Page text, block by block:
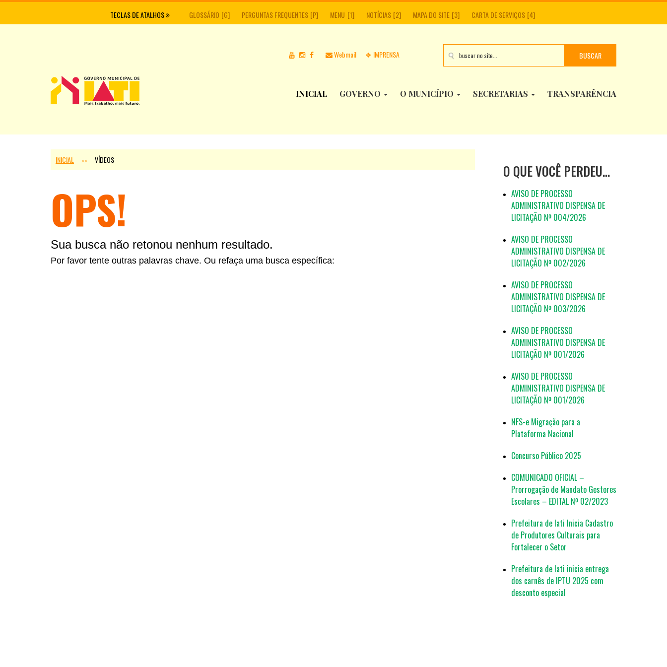
TECLAS DE ATALHOS GLOSSÁRIO PERGUNTAS FREQUENTES MENU NOTÍCIAS MAPA DO SITE CARTA DE SERVIÇOS
Webmail ❖ IMPRENSA BUSCAR
INICIAL GOVERNO O MUNICÍPIO SECRETARIAS TRANSPARÊNCIA
INICIAL >> VÍDEOS
OPS!
Sua busca não retonou nenhum resultado.
Por favor tente outras palavras chave. Ou refaça uma busca específica:
O QUE VOCÊ PERDEU…
AVISO DE PROCESSO
ADMINISTRATIVO DISPENSA DE
LICITAÇÃO Nº 004/2026
AVISO DE PROCESSO
ADMINISTRATIVO DISPENSA DE
LICITAÇÃO Nº 002/2026
AVISO DE PROCESSO
ADMINISTRATIVO DISPENSA DE
LICITAÇÃO Nº 003/2026
AVISO DE PROCESSO
ADMINISTRATIVO DISPENSA DE
LICITAÇÃO Nº 001/2026
AVISO DE PROCESSO
ADMINISTRATIVO DISPENSA DE
LICITAÇÃO Nº 001/2026
NFS-e Migração para a
Plataforma Nacional
Concurso Público 2025
COMUNICADO OFICIAL –
Prorrogação de Mandato Gestores
Escolares – EDITAL Nº 02/2023
Prefeitura de Iati Inicia Cadastro
de Produtores Culturais para
Fortalecer o Setor
Prefeitura de Iati inicia entrega
dos carnês de IPTU 2025 com
desconto especial